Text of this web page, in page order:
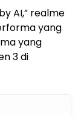
AI,” realme
yang
yang
3 di